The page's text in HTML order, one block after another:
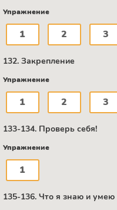
Упражнение
1 2 3
132. Закрепление
Упражнение
1 2 3
133-134. Проверь себя!
Упражнение
1
135-136. Что я знаю и умею